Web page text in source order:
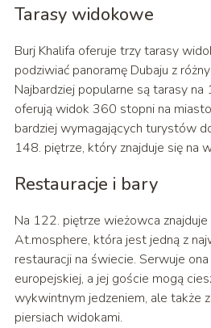
Tarasy widokowe
Burj Khalifa oferuje trzy tarasy
podziwiać panoramę Dubaju z
Najbardziej popularne są tarasy
oferują widok 360 stopni na
bardziej wymagających turystów
148. piętrze, który znajduje się na
Restauracje i bary
Na 122. piętrze wieżowca znajduje
At.mosphere, która jest jedną z
restauracji na świecie. Serwuje
europejskiej, a jej goście mogą
wykwintnym jedzeniem, ale także
piersiach widokami.